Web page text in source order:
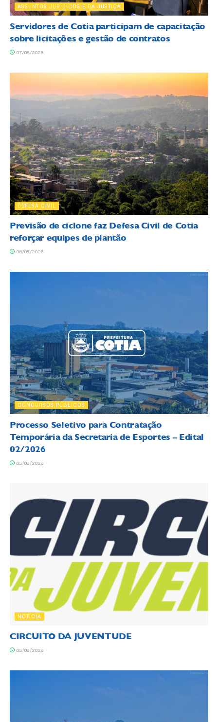
ASSUNTOS JURÍDICOS E DA JUSTIÇA
Servidores de Cotia participam de capacitação
sobre licitações e gestão de contratos
07/08/2026
DEFESA CIVIL
Previsão de ciclone faz Defesa Civil de Cotia
reforçar equipes de plantão
06/08/2026
CONCURSOS PÚBLICOS
Processo Seletivo para Contratação
Temporária da Secretaria de Esportes – Edital
02/2026
05/08/2026
NOTÍCIA
CIRCUITO DA JUVENTUDE
05/08/2026